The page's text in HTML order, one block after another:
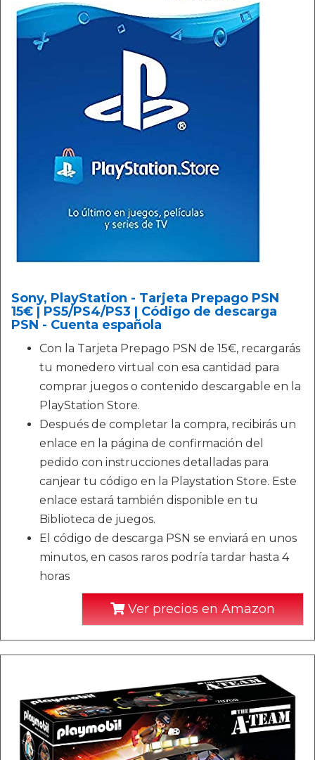
Sony, PlayStation - Tarjeta Prepago PSN
15€ | PS5/PS4/PS3 | Código de descarga
PSN - Cuenta española
Con la Tarjeta Prepago PSN de 15€, recargarás
tu monedero virtual con esa cantidad para
comprar juegos o contenido descargable en la
PlayStation Store.
Después de completar la compra, recibirás un
enlace en la página de confirmación del
pedido con instrucciones detalladas para
canjear tu código en la Playstation Store. Este
enlace estará también disponible en tu
Biblioteca de juegos.
El código de descarga PSN se enviará en unos
minutos, en casos raros podría tardar hasta 4
horas
Ver precios en Amazon